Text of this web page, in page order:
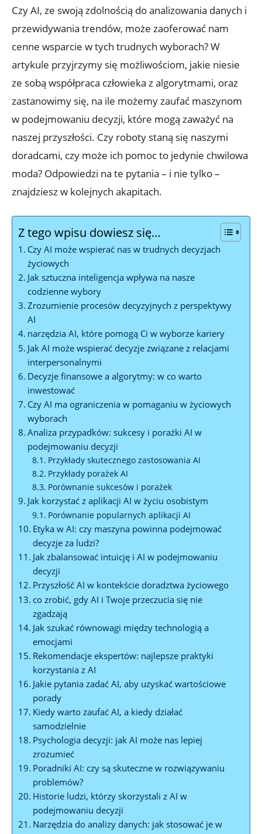
Czy AI, ze‍ swoją zdolnością do analizowania‌ danych​ i
przewidywania ‌trendów, może zaoferować nam‌
cenne wsparcie w tych trudnych wyborach? W
artykule przyjrzymy się możliwościom, jakie niesie
ze ⁤sobą współpraca człowieka z algorytmami, ⁣oraz
zastanowimy​ się, na​ ile możemy zaufać maszynom
w podejmowaniu decyzji, które mogą zaważyć na
naszej przyszłości. Czy roboty⁣ staną się naszymi
doradcami, czy może​ ich pomoc to ⁣jedynie chwilowa
moda? Odpowiedzi na te pytania⁤ – i nie tylko –
znajdziesz w kolejnych akapitach.
Z tego wpisu dowiesz się…
Czy⁣ AI może wspierać nas w trudnych decyzjach
życiowych
Jak sztuczna inteligencja wpływa na nasze
codzienne ⁤wybory
Zrozumienie procesów⁤ decyzyjnych‌ z perspektywy
AI
narzędzia AI, które ‌pomogą Ci w ⁣wyborze kariery
Jak AI może⁤ wspierać decyzje⁤ związane z​ relacjami
interpersonalnymi
Decyzje finansowe a‍ algorytmy: ⁤w co warto
inwestować
Czy AI ma ograniczenia w ​pomaganiu w ‌życiowych
wyborach
Analiza ​przypadków: sukcesy i porażki AI ‌w
podejmowaniu decyzji
Przykłady‌ skutecznego⁤ zastosowania AI
Przykłady porażek AI
Porównanie sukcesów i ⁢porażek
Jak korzystać⁤ z aplikacji AI w życiu osobistym
Porównanie popularnych aplikacji AI
Etyka w AI: czy maszyna powinna podejmować⁢
decyzje ‌za ludzi?
Jak ‌zbalansować intuicję i AI w⁢ podejmowaniu
decyzji
Przyszłość AI w kontekście ⁤doradztwa życiowego
co zrobić, gdy⁤ AI i Twoje przeczucia się ⁢nie
zgadzają
Jak szukać równowagi między‍ technologią a
emocjami
Rekomendacje ​ekspertów: najlepsze⁣ praktyki
korzystania ⁢z AI
Jakie‌ pytania⁢ zadać AI, ‍aby uzyskać ⁣wartościowe
‌porady
Kiedy warto zaufać AI, a kiedy działać
samodzielnie
Psychologia decyzji: jak AI ⁢może nas lepiej
zrozumieć
Poradniki AI: czy są skuteczne w rozwiązywaniu
problemów?
Historie ludzi, którzy skorzystali‍ z AI w
podejmowaniu decyzji
Narzędzia do analizy danych: jak stosować⁢ je w⁤